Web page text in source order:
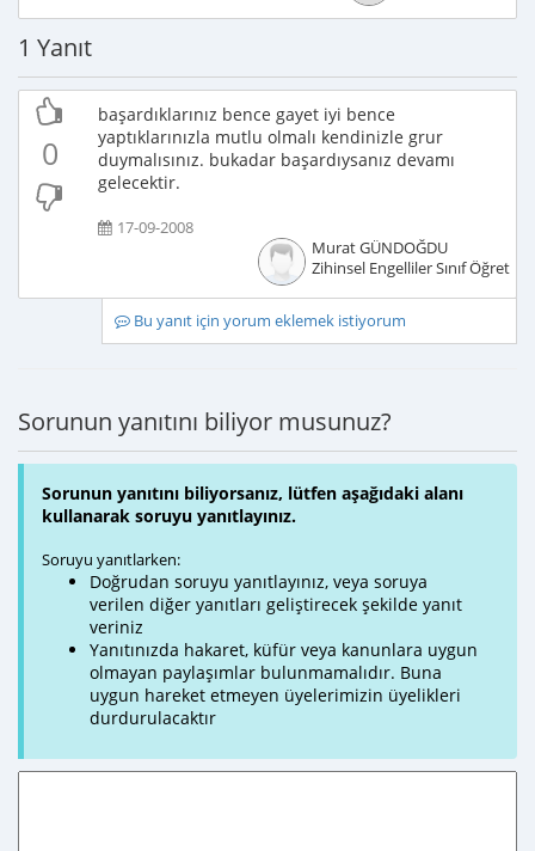
1 Yanıt
0
başardıklarınız bence gayet iyi bence
yaptıklarınızla mutlu olmalı kendinizle grur
duymalısınız. bukadar başardıysanız devamı
gelecektir.
17-09-2008
Murat GÜNDOĞDU
Zihinsel Engelliler Sınıf
Bu yanıt için yorum eklemek istiyorum
Sorunun yanıtını biliyor musunuz?
Sorunun yanıtını biliyorsanız, lütfen aşağıdaki alanı
kullanarak soruyu yanıtlayınız.
Soruyu yanıtlarken:
Doğrudan soruyu yanıtlayınız, veya soruya
verilen diğer yanıtları geliştirecek şekilde yanıt
veriniz
Yanıtınızda hakaret, küfür veya kanunlara uygun
olmayan paylaşımlar bulunmamalıdır. Buna
uygun hareket etmeyen üyelerimizin üyelikleri
durdurulacaktır